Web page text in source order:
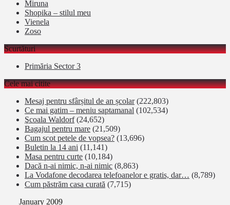
Miruna
Shopika – stilul meu
Vienela
Zoso
Scurtături
Primăria Sector 3
Cele mai citite
Mesaj pentru sfârșitul de an școlar (222,803)
Ce mai gatim – meniu saptamanal (102,534)
Şcoala Waldorf (24,652)
Bagajul pentru mare (21,509)
Cum scot petele de vopsea? (13,696)
Buletin la 14 ani (11,141)
Masa pentru curte (10,184)
Dacă n-ai nimic, n-ai nimic (8,863)
La Vodafone decodarea telefoanelor e gratis, dar… (8,789)
Cum păstrăm casa curată (7,715)
January 2009